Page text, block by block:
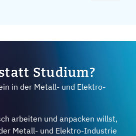
Studium?
in der Metall- und Elektro-
arbeiten und anpacken willst,
Metall- und Elektro-Industrie